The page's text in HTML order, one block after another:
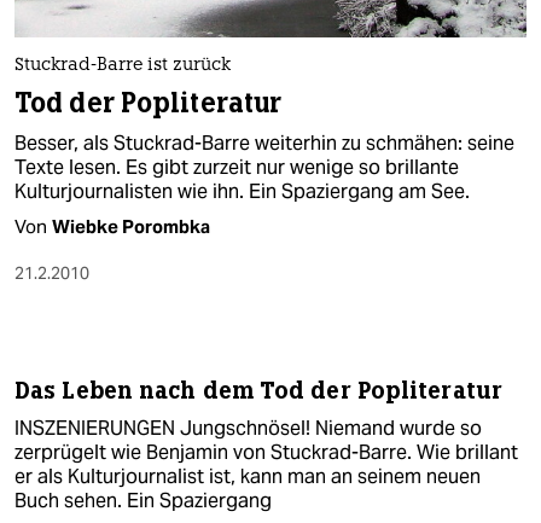
Stuckrad-Barre ist zurück
Tod der Popliteratur
Besser, als Stuckrad-Barre weiterhin zu schmähen: seine
Texte lesen. Es gibt zurzeit nur wenige so brillante
Kulturjournalisten wie ihn. Ein Spaziergang am See.
Von Wiebke Porombka
21.2.2010
Das Leben nach dem Tod der Popliteratur
INSZENIERUNGEN Jungschnösel! Niemand wurde so
zerprügelt wie Benjamin von Stuckrad-Barre. Wie brillant
er als Kulturjournalist ist, kann man an seinem neuen
Buch sehen. Ein Spaziergang